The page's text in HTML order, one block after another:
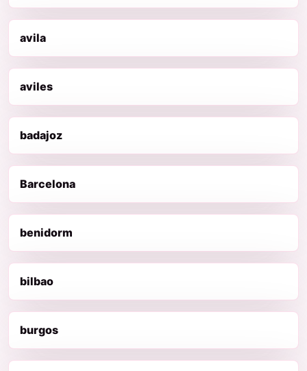
avila
aviles
badajoz
Barcelona
benidorm
bilbao
burgos